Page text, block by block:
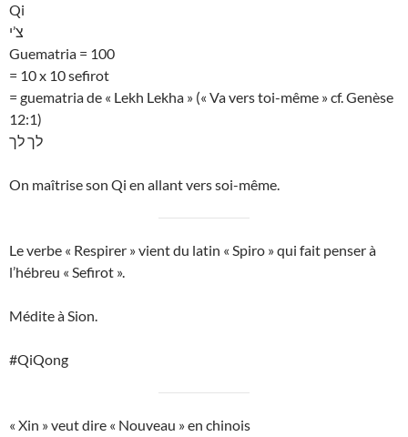
Qi
צ’י
Guematria = 100
= 10 x 10 sefirot
= guematria de « Lekh Lekha » (« Va vers toi-même » cf. Genèse
12:1)
לך לך
On maîtrise son Qi en allant vers soi-même.
Le verbe « Respirer » vient du latin « Spiro » qui fait penser à
l’hébreu « Sefirot ».
Médite à Sion.
#QiQong
« Xin » veut dire « Nouveau » en chinois